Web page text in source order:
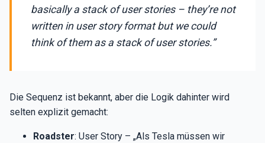
basically a stack of user stories – they’re not
written in user story format but we could
think of them as a stack of user stories.”
Die Sequenz ist bekannt, aber die Logik dahinter wird
selten explizit gemacht:
Roadster: User Story – „Als Tesla müssen wir